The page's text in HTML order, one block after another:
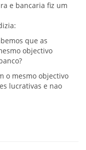
e bancaria fiz um
que as
objectivo
o mesmo objectivo
lucrativas e nao